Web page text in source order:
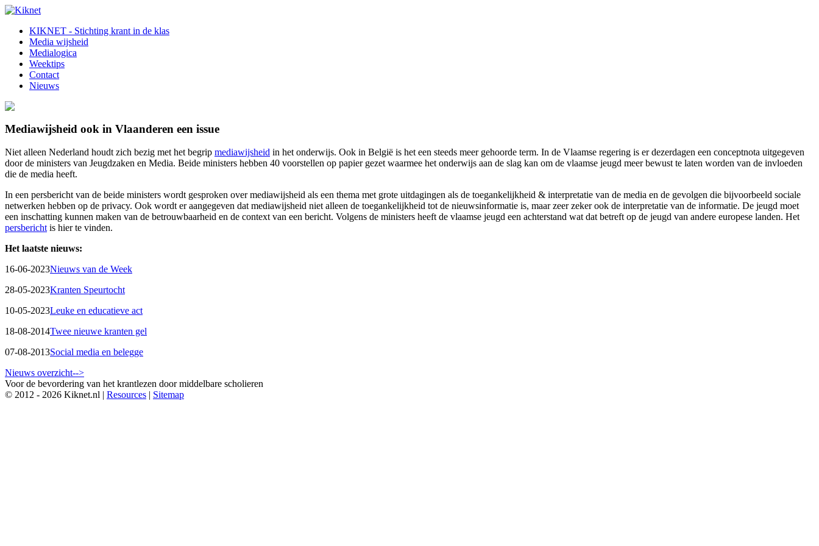
KIKNET - Stichting krant in de klas
Media wijsheid
Medialogica
Weektips
Contact
Nieuws
Mediawijsheid ook in Vlaanderen een issue
Niet alleen Nederland houdt zich bezig met het begrip mediawijsheid in het onderwijs. Ook in België is het een steeds meer gehoorde term. In de Vlaamse regering is er dezerdagen een conceptnota uitgegeven
door de ministers van Jeugdzaken en Media. Beide ministers hebben 40 voorstellen op papier gezet waarmee het onderwijs aan de slag kan om de vlaamse jeugd meer bewust te laten worden van de invloeden
die de media heeft.
In een persbericht van de beide ministers wordt gesproken over mediawijsheid als een thema met grote uitdagingen als de toegankelijkheid & interpretatie van de media en de gevolgen die bijvoorbeeld sociale
netwerken hebben op de privacy. Ook wordt er aangegeven dat mediawijsheid niet alleen de toegankelijkheid tot de nieuwsinformatie is, maar zeer zeker ook de interpretatie van de informatie. De jeugd moet
een inschatting kunnen maken van de betrouwbaarheid en de context van een bericht. Volgens de ministers heeft de vlaamse jeugd een achterstand wat dat betreft op de jeugd van andere europese landen. Het
persberichtis hier te vinden.
Het laatste nieuws:
16-06-2023Nieuws van de Week
28-05-2023Kranten Speurtocht
10-05-2023Leuke en educatieve act
18-08-2014Twee nieuwe kranten gel
07-08-2013Social media en belegge
Nieuws overzicht-->
Voor de bevordering van het krantlezen door middelbare scholieren
© 2012 - 2026 Kiknet.nl | Resources | Sitemap